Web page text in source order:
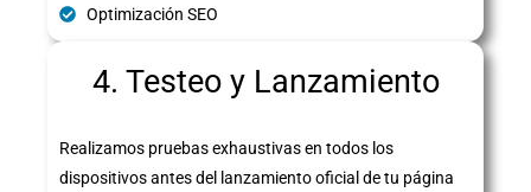
Optimización SEO
4. Testeo y Lanzamiento
Realizamos pruebas exhaustivas en todos los
dispositivos antes del lanzamiento oficial de tu página